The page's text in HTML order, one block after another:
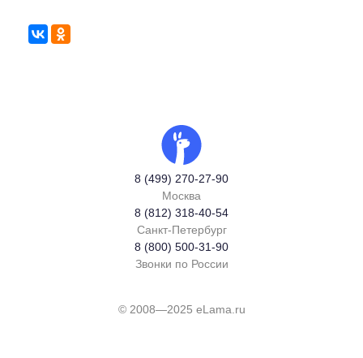
8 (499) 270-27-90
Москва
8 (812) 318-40-54
Санкт-Петербург
8 (800) 500-31-90
Звонки по России
© 2008—2025 eLama.ru